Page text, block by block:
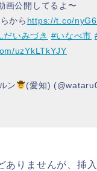
画公開してるよ〜
から https://t.co/
だいみづき #いなべ市
uzYkLTkYJY
ン (愛知)
ありませんが、挿